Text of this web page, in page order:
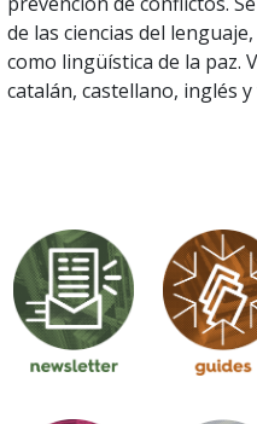
de las ciencias del
como lingüística de la paz.
catalán, castellano, inglés y